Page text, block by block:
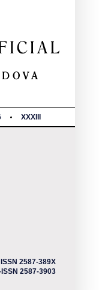
XXXIII
ISSN 2587-389X
ISSN 2587-3903